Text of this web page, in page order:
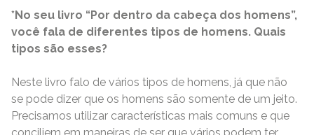
*No seu livro “Por dentro da cabeça dos homens”,
você fala de diferentes tipos de homens. Quais
tipos são esses?
Neste livro falo de vários tipos de homens, já que não
se pode dizer que os homens são somente de um jeito.
Precisamos utilizar características mais comuns e que